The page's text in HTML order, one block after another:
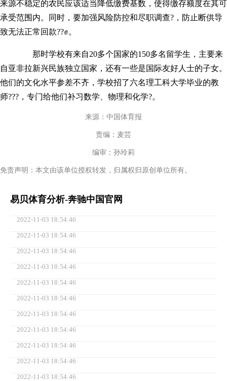
来源不稳定的农民应该适当降低缴费基数，使得缴存额度在其可
承受范围内。同时，要加强风险防控和尽职调查?，防止断供导
致无法正常回款??✊。
那时学校有来自20多个国家的150多名留学生，主要来
自亚非拉新兴民族独立国家，还有一些是国际友好人士的子女。
他们的文化水平参差不齐，学校招了六名理工科大学毕业的教
师???，专门给他们补习数学、物理和化学?。
来源：中国体育报
责编：麦芸
编审：孙玲莉
免责声明：本文由该单位授权转发，归属权归原创单位所有。
易贝体育分析-奔驰中国官网
2022-11-03 18:54:46
2022-11-03 18:54:46
2022-11-03 18:54:46
2022-11-03 18:54:46
2022-11-03 18:54:46
2022-11-03 18:54:46
2022-11-03 18:54:46
2022-11-03 18:54:46
2022-11-03 18:54:46
2022-11-03 18:54:46
2022-11-03 18:54:46